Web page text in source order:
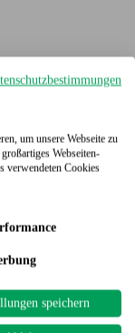
um unsere Webseite zu
Webseiten-
verwendeten Cookies
speichern